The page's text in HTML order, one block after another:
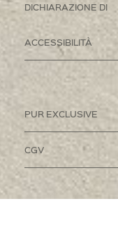
DICHIARAZIONE DI
ACCESSIBILITÀ
PUR EXCLUSIVE
CGV